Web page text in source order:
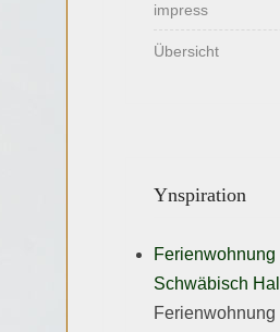
impress
Übersicht
Ynspiration
Ferienwohnung
Schwäbisch Hall
Ferienwohnung